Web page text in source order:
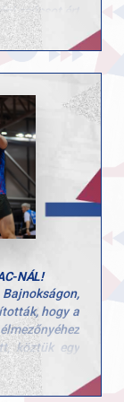
csúcsot ért
hogy a hazai
a március
kerülő Dobó
majd a
elért
a válogatott
NÁL!
hogy a
köztük egy